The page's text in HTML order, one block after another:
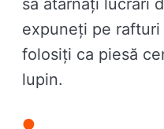
să atârnați lucrări
expuneți pe rafturi
folosiți ca piesă
lupin.